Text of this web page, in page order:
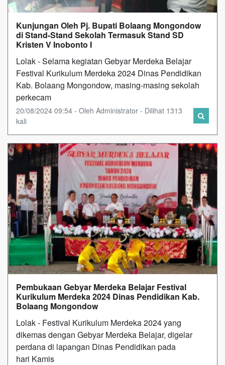
Kunjungan Oleh Pj. Bupati Bolaang Mongondow
di Stand-Stand Sekolah Termasuk Stand SD
Kristen V Inobonto I
Lolak - Selama kegiatan Gebyar Merdeka Belajar
Festival Kurikulum Merdeka 2024 Dinas Pendidikan
Kab. Bolaang Mongondow, masing-masing sekolah
perkecam
20/08/2024 09:54 - Oleh Administrator - Dilihat 1313
kali
Pembukaan Gebyar Merdeka Belajar Festival
Kurikulum Merdeka 2024 Dinas Pendidikan Kab.
Bolaang Mongondow
Lolak - Festival Kurikulum Merdeka 2024 yang
dikemas dengan Gebyar Merdeka Belajar, digelar
perdana di lapangan Dinas Pendidikan pada
hari Kamis